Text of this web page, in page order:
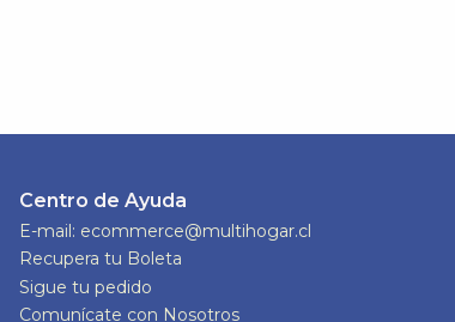
Centro de Ayuda
E-mail: ecommerce@multihogar.cl
Recupera tu Boleta
Sigue tu pedido
Comunícate con Nosotros